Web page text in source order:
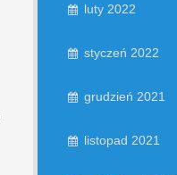
luty 2022
styczeń 2022
grudzień 2021
listopad 2021